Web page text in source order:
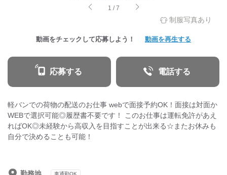
1 /7
制服写真あり
動画をチェックして応募しよう！ 動画を再生する
応募する 電話する
軽バンでの荷物の配送のお仕事 webで面接予約OK！面接は対面か
WEBで選択可能◎履歴書不要です！ このお仕事は運転免許があえ
ればOK◎未経験から高収入を目指すことが出来る☆またお休みも
自分で決めることも可能！
車通勤OK